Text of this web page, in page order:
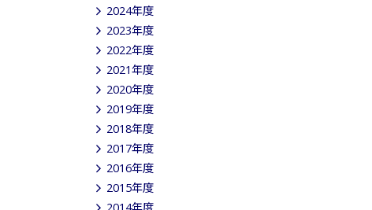
2024年度
2023年度
2022年度
2021年度
2020年度
2019年度
2018年度
2017年度
2016年度
2015年度